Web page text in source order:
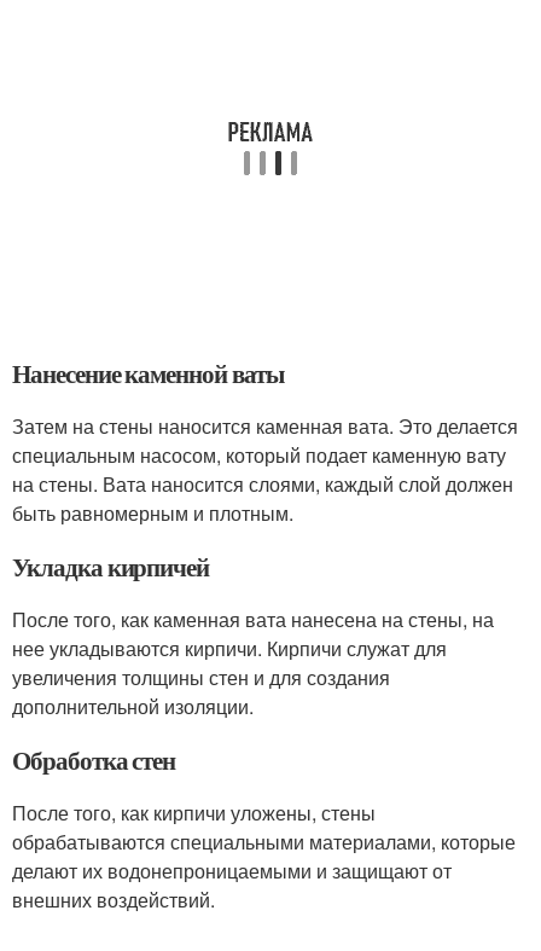
Нанесение каменной ваты
Затем на стены наносится каменная вата. Это делается
специальным насосом, который подает каменную вату
на стены. Вата наносится слоями, каждый слой должен
быть равномерным и плотным.
Укладка кирпичей
После того, как каменная вата нанесена на стены, на
нее укладываются кирпичи. Кирпичи служат для
увеличения толщины стен и для создания
дополнительной изоляции.
Обработка стен
После того, как кирпичи уложены, стены
обрабатываются специальными материалами, которые
делают их водонепроницаемыми и защищают от
внешних воздействий.